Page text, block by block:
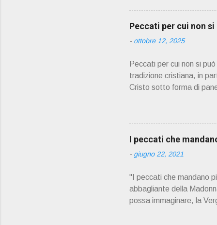
PRESENTAZIONE" D
045 8201679 – Cell.
prete, ho letto un
Peccati per cui non
- ottobre 12, 2025
Peccati per cui non si
tradizione cristiana, in
Cristo sotto forma di
confessione prima di
Adulterio Furto Idolatria
contro i comandamenti
la relazione con Dio e
non può partecipare
I peccati che
- giugno 22, 2021
"I peccati che mandano
abbagliante della
possa immaginare, la